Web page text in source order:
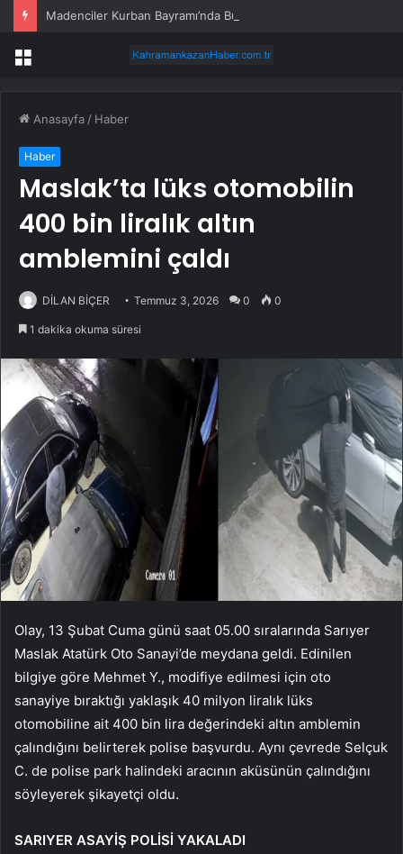
Madenciler Kurban Bayramı’nda Buluştu
Menü
Anasayfa / Haber
Haber
Maslak’ta lüks otomobilin
400 bin liralık altın
amblemini çaldı
DİLAN BİÇER Temmuz 3, 2026 0 0
1 dakika okuma süresi
Olay, 13 Şubat Cuma günü saat 05.00 sıralarında Sarıyer
Maslak Atatürk Oto Sanayi’de meydana geldi. Edinilen
bilgiye göre Mehmet Y., modifiye edilmesi için oto
sanayiye bıraktığı yaklaşık 40 milyon liralık lüks
otomobiline ait 400 bin lira değerindeki altın amblemin
çalındığını belirterek polise başvurdu. Aynı çevrede Selçuk
C. de polise park halindeki aracının aküsünün çalındığını
söyleyerek şikayetçi oldu.
SARIYER ASAYİŞ POLİSİ YAKALADI